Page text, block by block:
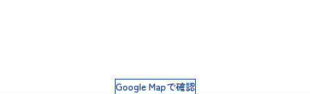
Google Mapで確認